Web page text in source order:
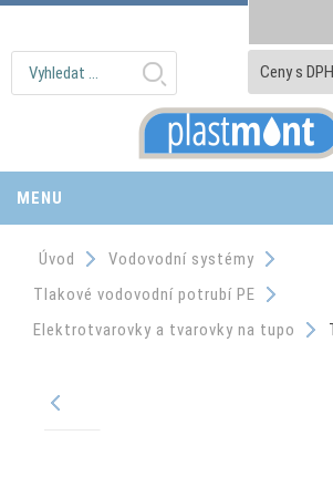
MENU
Úvod
Vodovodní systémy
Tlakové vodovodní potrubí PE
Elektrotvarovky a tvarovky na tupo